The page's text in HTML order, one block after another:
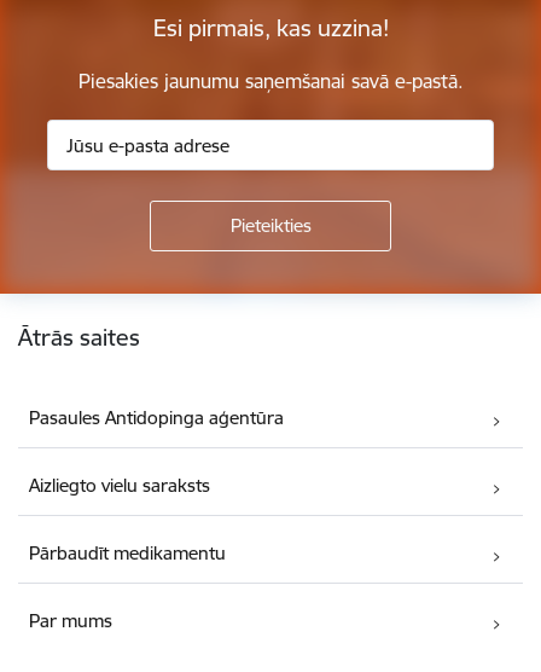
Esi pirmais, kas uzzina!
Piesakies jaunumu saņemšanai savā e-pastā.
Ātrās saites
Pasaules Antidopinga aģentūra
Aizliegto vielu saraksts
Pārbaudīt medikamentu
Par mums